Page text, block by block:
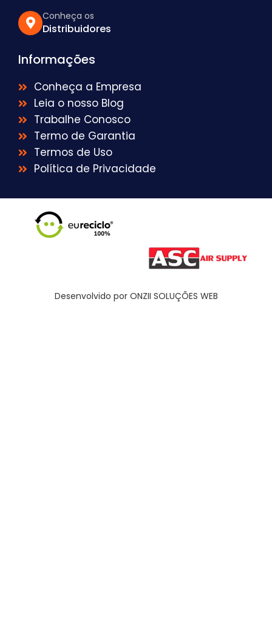
Conheça os
Distribuidores
Informações
Conheça a Empresa
Leia o nosso Blog
Trabalhe Conosco
Termo de Garantia
Termos de Uso
Política de Privacidade
Desenvolvido por ONZII SOLUÇÕES WEB